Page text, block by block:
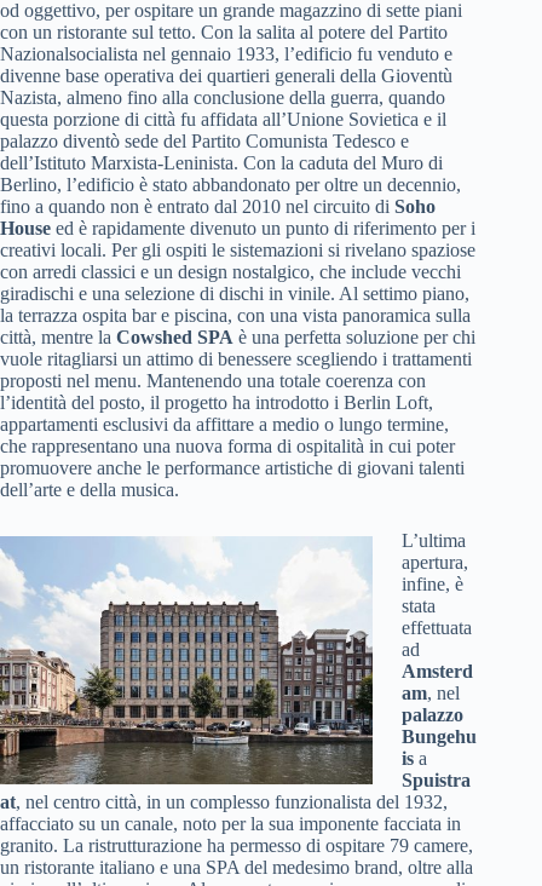
od oggettivo, per ospitare un grande magazzino di sette piani
con un ristorante sul tetto. Con la salita al potere del Partito
Nazionalsocialista nel gennaio 1933, l’edificio fu venduto e
divenne base ope­rativa dei quartieri generali della Gioventù
Nazista, almeno fino alla conclusione della guerra, quando
questa porzione di città fu affidata all’Unione Sovietica e il
palazzo diventò sede del Partito Comunista Tedesco e
dell’Istituto Marxista-Leni­nista. Con la caduta del Muro di
Berlino, l’edificio è stato abbandonato per oltre un decennio,
fino a quando non è entrato dal 2010 nel circuito di Soho
House ed è rapidamente divenuto un punto di riferimento per i
creativi locali. Per gli ospiti le sistemazioni si rivelano spaziose
con arredi classici e un design nostalgico, che include vecchi
giradischi e una selezione di dischi in vinile. Al settimo piano,
la terrazza ospita bar e piscina, con una vista panoramica sulla
città, mentre la Cowshed SPA è una perfetta soluzione per chi
vuole ritagliarsi un attimo di benessere scegliendo i trattamenti
proposti nel menu. Mantenendo una totale coerenza con
l’identità del posto, il progetto ha introdotto i Berlin Loft,
appartamenti esclusivi da affittare a medio o lungo termine,
che rappresentano una nuova forma di ospitalità in cui poter
promuovere anche le performance artistiche di giovani talenti
dell’arte e della musica.
L’ultima
apertura,
infine, è
stata
effettuata
ad
Amsterd
am, nel
palazzo
Bungehu
is a
Spuistra
at, nel centro città, in un complesso funzionalista del 1932,
affacciato su un canale, noto per la sua imponente facciata in
granito. La ristrutturazione ha permesso di ospitare 79 camere,
un ristorante italiano e una SPA del medesimo brand, oltre alla